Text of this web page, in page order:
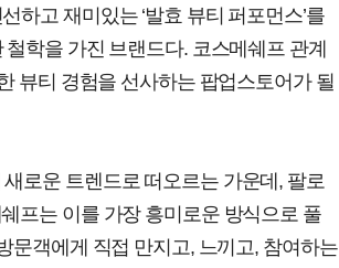
하고 재미있는 ‘발효 뷰티 퍼포먼스’를
학을 가진 브랜드다. 코스메쉐프 관계
뷰티 경험을 선사하는 팝업스토어가 될
로운 트렌드로 떠오르는 가운데, 팔로
프는 이를 가장 흥미로운 방식으로 풀
문객에게 직접 만지고, 느끼고, 참여하는